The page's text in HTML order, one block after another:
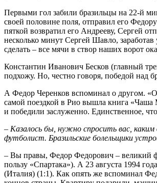
Первыми гол забили бразильцы на 22-й
своей половине поля, отправил его
пяткой возвратил его Андрееву, Сергей
несколько минут Сергей Шавло,
сделать – все мячи в створ наших ворот
Константин Иванович Бесков (главный
подхожу. Но, честно говоря, победой над
А Федор Черенков вспоминал о другом.
самой поездкой в Рио вышла книга «Чаша
и победили заслуженно. Единственное,
– Казалось бы, нужно спросить вас, каким
футболист. Бразильские болельщики
– Вы правы, Федор Федорович – великий
пользу «Спартака»). А 23 августа 1994
(Италия) (1:1). Как опять же вспоминал